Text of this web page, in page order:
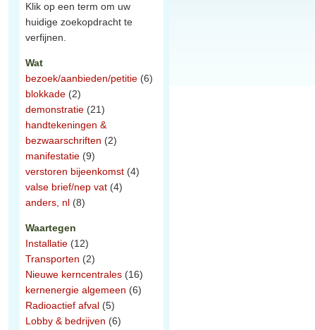
Klik op een term om uw
huidige zoekopdracht te
verfijnen.
Wat
bezoek/aanbieden/petitie (6)
blokkade (2)
demonstratie (21)
handtekeningen &
bezwaarschriften (2)
manifestatie (9)
verstoren bijeenkomst (4)
valse brief/nep vat (4)
anders, nl (8)
Waartegen
Installatie (12)
Transporten (2)
Nieuwe kerncentrales (16)
kernenergie algemeen (6)
Radioactief afval (5)
Lobby & bedrijven (6)